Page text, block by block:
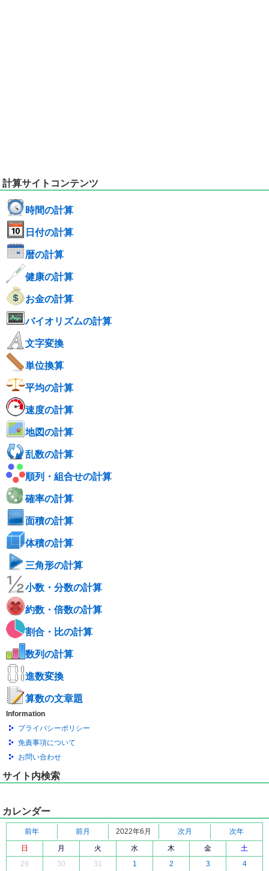
計算サイトコンテンツ
時間の計算
日付の計算
暦の計算
健康の計算
お金の計算
バイオリズムの計算
文字変換
単位換算
平均の計算
速度の計算
地図の計算
乱数の計算
順列・組合せの計算
確率の計算
面積の計算
体積の計算
三角形の計算
小数・分数の計算
約数・倍数の計算
割合・比の計算
数列の計算
進数変換
算数の文章題
Information
プライバシーポリシー
免責事項について
お問い合わせ
サイト内検索
カレンダー
前年 前月 2022年6月 次月
次年
日
月 火 水 木 金
土
29
30 31 1 2 3 4